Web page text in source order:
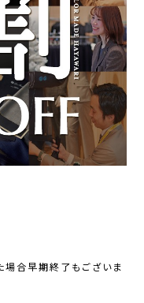
合早期終了もございま